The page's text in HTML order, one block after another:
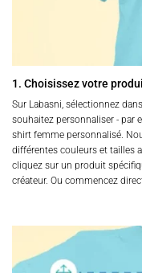
produit
1. Choisissez votre
Sur Labasni, sélectionnez
souhaitez personnaliser - par
shirt femme personnalisé.
différentes couleurs et tailles
cliquez sur un produit
créateur. Ou commencez